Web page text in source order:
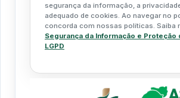
segurança da informação, a
adequado de cookies. Ao navegar no
concorda com nossas políticas. Saiba
Segurança da Informação e Proteção
LGPD